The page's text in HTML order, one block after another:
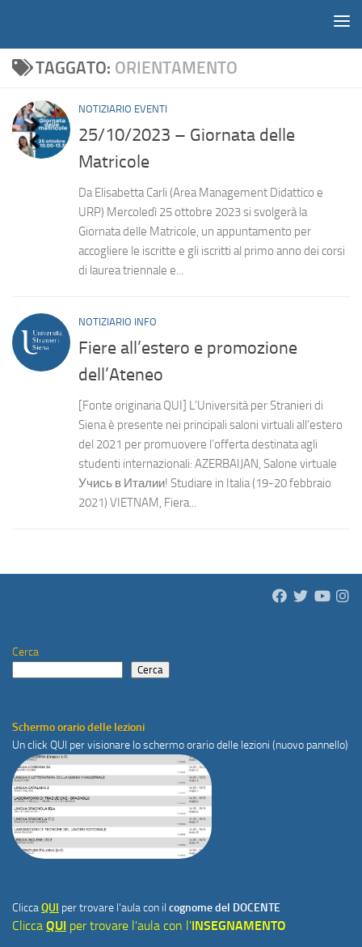
TAGGATO: ORIENTAMENTO
NOTIZIARIO EVENTI
25/10/2023 – Giornata delle
Matricole
Da Elisabetta Carli (Area Management Didattico e
URP) Mercoledì 25 ottobre 2023 si svolgerà la
Giornata delle Matricole, un appuntamento per
accogliere le iscritte e gli iscritti al primo anno dei corsi
di laurea triennale e...
NOTIZIARIO INFO
Fiere all’estero e promozione
dell’Ateneo
[Fonte originaria QUI] L’Università per Stranieri di
Siena è presente nei principali saloni virtuali all’estero
del 2021 per promuovere l’offerta destinata agli
studenti internazionali: AZERBAIJAN, Salone virtuale
Учись в Италии! Studiare in Italia (19-20 febbraio
2021) VIETNAM, Fiera...
Cerca
Cerca
Schermo orario delle lezioni
Un click QUI per visionare lo schermo orario delle lezioni (nuovo pannello)
CliccaQUI per trovare l'aula con il cognome del DOCENTE
Clicca QUI per trovare l'aula con l'INSEGNAMENTO